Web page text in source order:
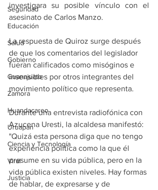
Seguridad
Educación
Salud
Gobierno
Guanajuato
Zamora
Huandacareo
Uruapan
Ciencia y Tecnología
Viral
Justicia
investigara su posible vínculo con el
asesinato de Carlos Manzo.
La respuesta de Quiroz surge después
de que los comentarios del legislador
fueran calificados como misóginos e
insensibles por otros integrantes del
movimiento político que representa.
Durante una entrevista radiofónica con
Azucena Uresti, la alcaldesa manifestó:
"Quizá esta persona diga que no tengo
experiencia política como la que él
presume en su vida pública, pero en la
vida pública existen niveles. Hay formas
de hablar, de expresarse y de